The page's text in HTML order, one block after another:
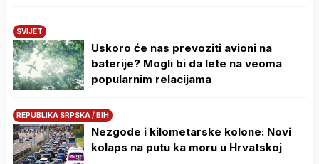
SVIJET
Uskoro će nas prevoziti avioni na
baterije? Mogli bi da lete na veoma
popularnim relacijama
REPUBLIKA SRPSKA / BIH
Nezgode i kilometarske kolone: Novi
kolaps na putu ka moru u Hrvatskoj